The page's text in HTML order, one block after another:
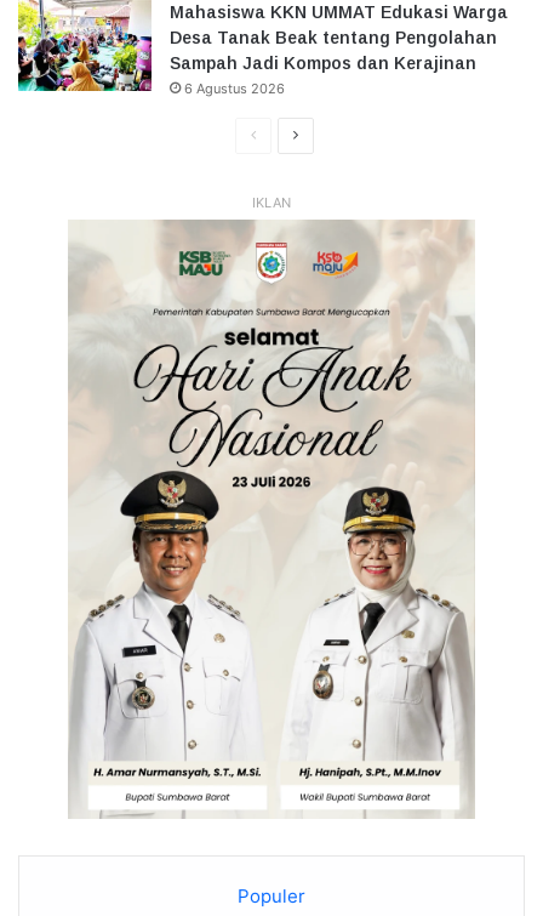
Mahasiswa KKN UMMAT Edukasi Warga
Desa Tanak Beak tentang Pengolahan
Sampah Jadi Kompos dan Kerajinan
6 Agustus 2026
HalamanHalaman
IKLAN
Populer